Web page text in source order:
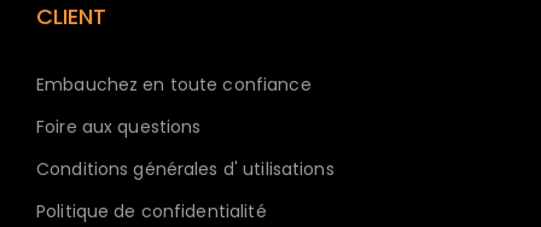
CLIENT
Embauchez en toute confiance
Foire aux questions
Conditions générales d' utilisations
Politique de confidentialité